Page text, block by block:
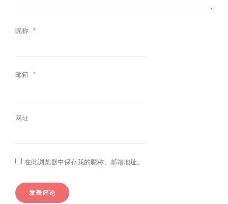
昵称 *
邮箱 *
网址
在此浏览器中保存我的昵称、邮箱地址。